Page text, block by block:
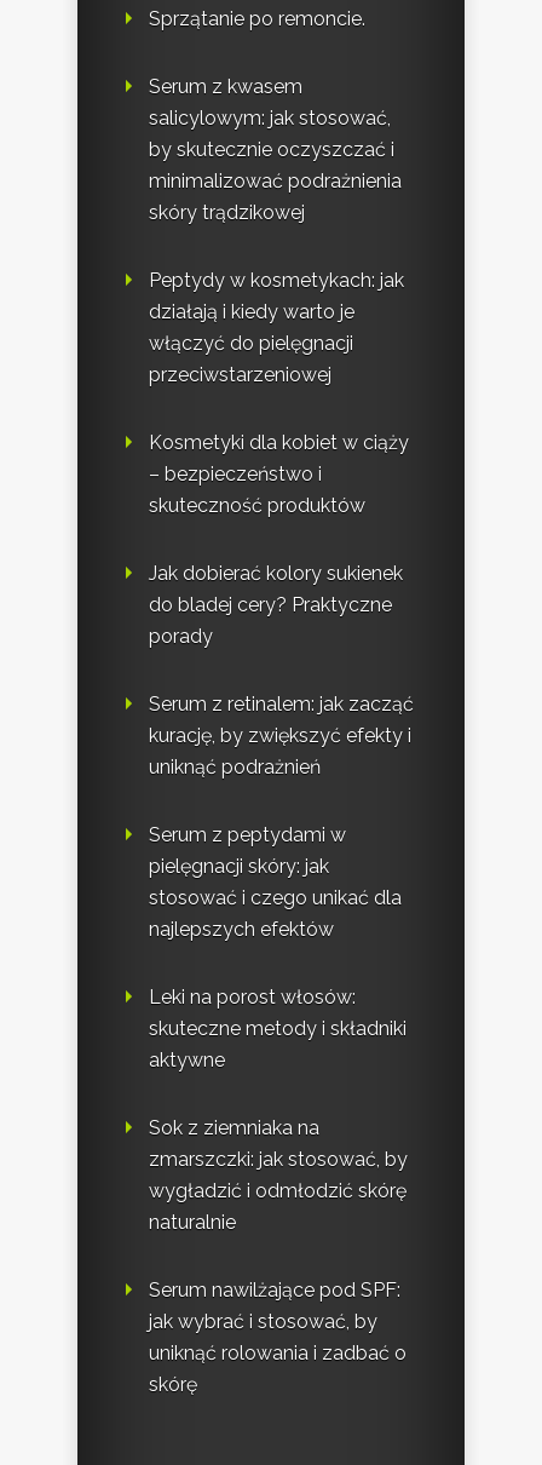
Sprzątanie po remoncie.
Serum z kwasem
salicylowym: jak stosować,
by skutecznie oczyszczać i
minimalizować podrażnienia
skóry trądzikowej
Peptydy w kosmetykach: jak
działają i kiedy warto je
włączyć do pielęgnacji
przeciwstarzeniowej
Kosmetyki dla kobiet w ciąży
– bezpieczeństwo i
skuteczność produktów
Jak dobierać kolory sukienek
do bladej cery? Praktyczne
porady
Serum z retinalem: jak zacząć
kurację, by zwiększyć efekty i
uniknąć podrażnień
Serum z peptydami w
pielęgnacji skóry: jak
stosować i czego unikać dla
najlepszych efektów
Leki na porost włosów:
skuteczne metody i składniki
aktywne
Sok z ziemniaka na
zmarszczki: jak stosować, by
wygładzić i odmłodzić skórę
naturalnie
Serum nawilżające pod SPF:
jak wybrać i stosować, by
uniknąć rolowania i zadbać o
skórę